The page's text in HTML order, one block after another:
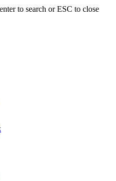
to search or ESC to close